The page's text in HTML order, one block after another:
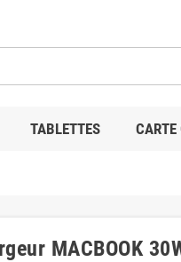
TABLETTES CARTE
MACBOOK